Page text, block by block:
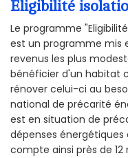
Éligibilité
Le programme
est un programme mis
revenus les plus
bénéficier d'un habitat
rénover celui-ci au
national de précarité
est en situation de
dépenses énergétiques
compte ainsi près de